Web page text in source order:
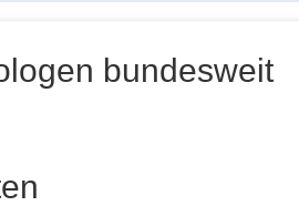
bundesweit